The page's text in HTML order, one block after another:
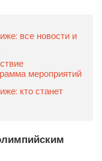
все новости и
мероприятий
кто станет